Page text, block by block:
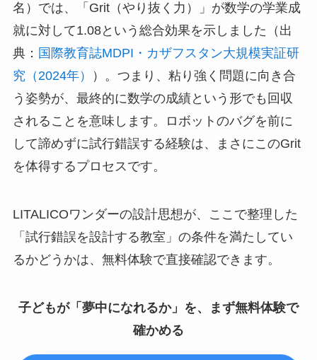
名）では、「Grit（やり抜く力）」が数学の学業成
就に対して1.08という総合効果を示しました（出
典： 国際教育誌MDPI・カザフスタン大規模実証研
究（2024年）
）。つまり、粘り強く問題に向き合
う姿勢が、最終的に数学の成績という形でも回収
されることを意味します。ロボットのバグを前に
して諦めずに試行錯誤する経験は、まさにこのGrit
を体得するプロセスです。
LITALICOワンダーの設計思想が、ここで整理した
「試行錯誤を設計する教室」の条件を満たしてい
るかどうかは、無料体験で直接確認できます。
子どもが「夢中になれるか」を、まず無料体験で
確かめる